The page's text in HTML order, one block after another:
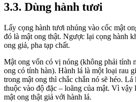
3.3. Dùng hành tươi
Lấy cọng hành tươi nhúng vào cốc mật
đó là mật ong thật. Ngược lại cọng hành
ong giả, pha tạp chất.
Mật ong vốn có vị nóng (không phải tính
ong có tính hàn). Hành lá là một loại rau
trong mật ong thì chắc chắn nó sẽ héo.
thuộc vào độ đặc – loãng của mật. Vì vậy
mật ong thật giả với hành lá.